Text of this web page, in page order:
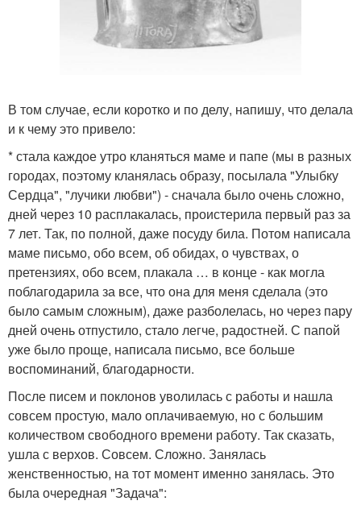
В том случае, если коротко и по делу, напишу, что делала
и к чему это привело:
* стала каждое утро кланяться маме и папе (мы в разных
городах, поэтому кланялась образу, посылала "Улыбку
Сердца", "лучики любви") - сначала было очень сложно,
дней через 10 расплакалась, проистерила первый раз за
7 лет. Так, по полной, даже посуду била. Потом написала
маме письмо, обо всем, об обидах, о чувствах, о
претензиях, обо всем, плакала … в конце - как могла
поблагодарила за все, что она для меня сделала (это
было самым сложным), даже разболелась, но через пару
дней очень отпустило, стало легче, радостней. С папой
уже было проще, написала письмо, все больше
воспоминаний, благодарности.
После писем и поклонов уволилась с работы и нашла
совсем простую, мало оплачиваемую, но с большим
количеством свободного времени работу. Так сказать,
ушла с верхов. Совсем. Сложно. Занялась
женственностью, на тот момент именно занялась. Это
была очередная "Задача":